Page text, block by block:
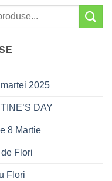
2025
DAY
8 Martie
Flori
Flori